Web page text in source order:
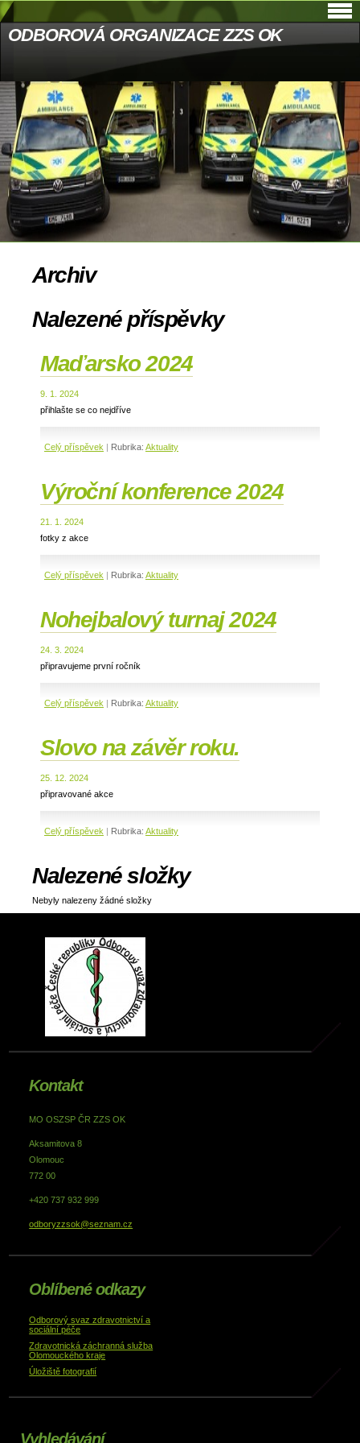
ODBOROVÁ ORGANIZACE ZZS OK
Archiv
Nalezené příspěvky
Maďarsko 2024
9. 1. 2024
přihlašte se co nejdříve
Celý příspěvek | Rubrika: Aktuality
Výroční konference 2024
21. 1. 2024
fotky z akce
Celý příspěvek | Rubrika: Aktuality
Nohejbalový turnaj 2024
24. 3. 2024
připravujeme první ročník
Celý příspěvek | Rubrika: Aktuality
Slovo na závěr roku.
25. 12. 2024
připravované akce
Celý příspěvek | Rubrika: Aktuality
Nalezené složky
Nebyly nalezeny žádné složky
Kontakt
MO OSZSP ČR ZZS OK
Aksamitova 8
Olomouc
772 00
+420 737 932 999
odboryzzsok@seznam.cz
Oblíbené odkazy
Odborový svaz zdravotnictví a
sociální péče
Zdravotnická záchranná služba
Olomouckého kraje
Úložiště fotografií
Vyhledávání